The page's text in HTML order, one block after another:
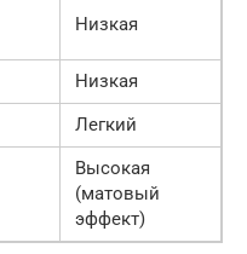
Низкая
Низкая
Легкий
Высокая
(матовый
эффект)